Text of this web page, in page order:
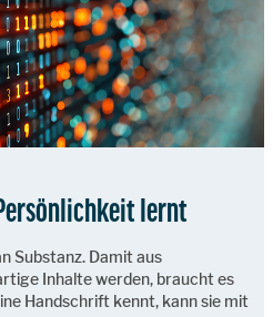
lernt
Substanz. Damit aus
Inhalte werden, braucht es
Handschrift kennt, kann sie mit